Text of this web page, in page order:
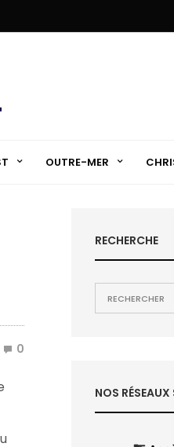
OUTRE-MER
0
RECHERCHE
NOS